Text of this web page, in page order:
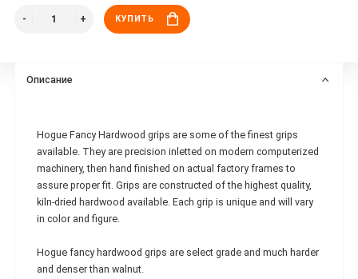
КУПИТЬ
Описание
Hogue Fancy Hardwood grips are some of the finest grips
available. They are precision inletted on modern computerized
machinery, then hand finished on actual factory frames to
assure proper fit. Grips are constructed of the highest quality,
kiln-dried hardwood available. Each grip is unique and will vary
in color and figure.
Hogue fancy hardwood grips are select grade and much harder
and denser than walnut.